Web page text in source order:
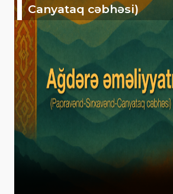
Canyataq cəbhəsi)